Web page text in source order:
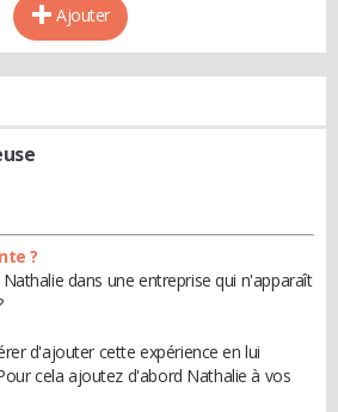
Ajouter
?
dans une entreprise qui n'apparaît
d'ajouter cette expérience en lui
cela ajoutez d'abord Nathalie à vos